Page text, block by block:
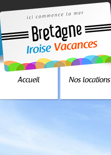
Accueil Nos locations